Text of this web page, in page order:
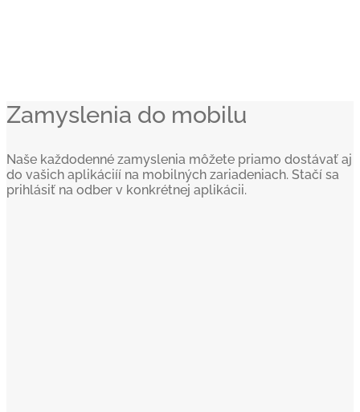
Zamyslenia do mobilu
Naše každodenné zamyslenia môžete priamo dostávať aj
do vašich aplikáciíí na mobilných zariadeniach. Stačí sa
prihlásiť na odber v konkrétnej aplikácii.